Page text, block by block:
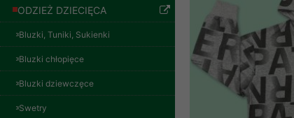
ODZIEŻ DZIECIĘCA
Bluzki, Tuniki, Sukienki
Bluzki chłopięce
Bluzki dziewczęce
Swetry